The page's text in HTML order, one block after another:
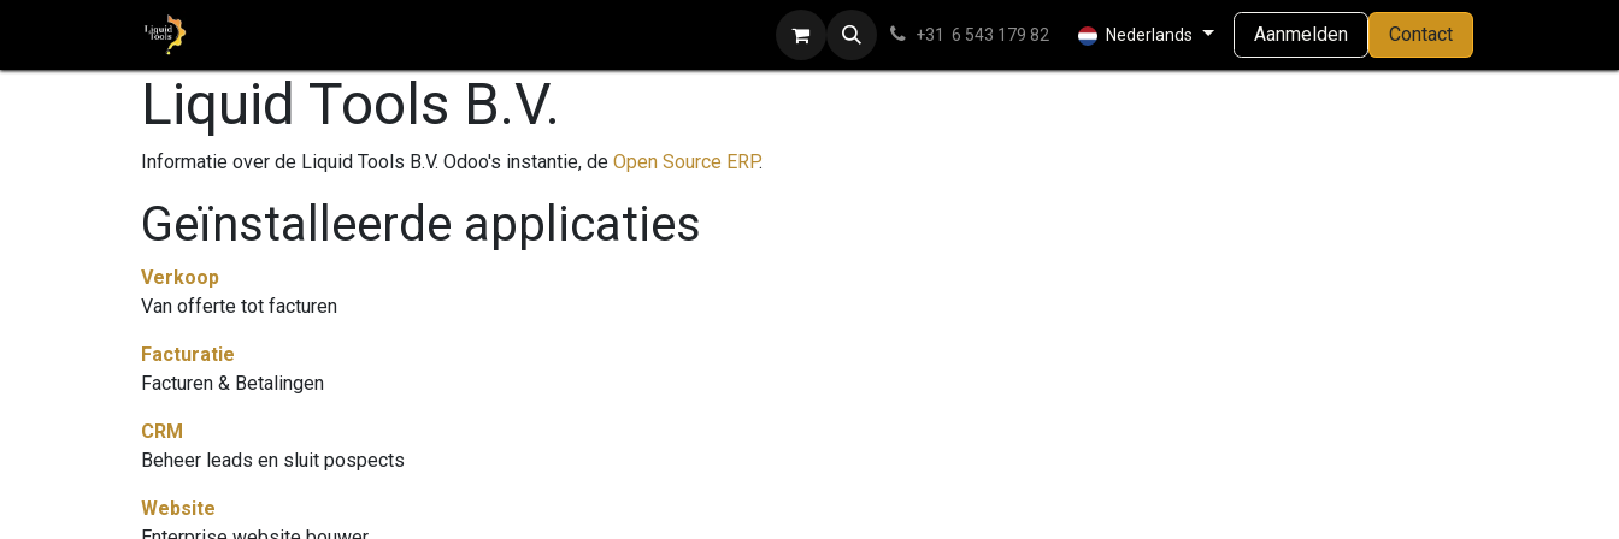
+31 6 543 179 82 Nederlands Aanmelden Contact
Liquid Tools B.V.
Informatie over de Liquid Tools B.V. Odoo's instantie, de Open Source ERP.
Geïnstalleerde applicaties
Verkoop
Van offerte tot facturen
Facturatie
Facturen & Betalingen
CRM
Beheer leads en sluit pospects
Website